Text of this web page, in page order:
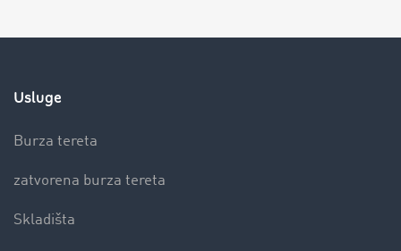
Usluge
Burza tereta
zatvorena burza tereta
Skladišta